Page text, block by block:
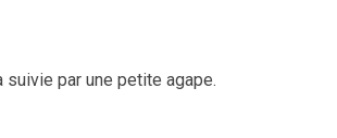
suivie par une petite agape.